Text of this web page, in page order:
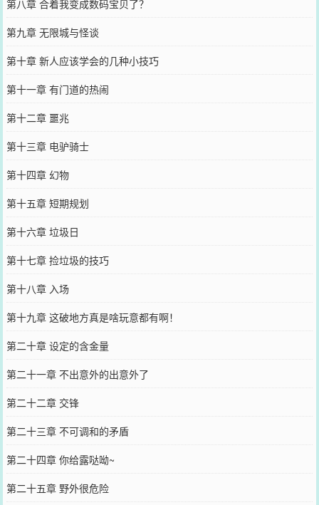
第八章 合着我变成数码宝贝了？
第九章 无限城与怪谈
第十章 新人应该学会的几种小技巧
第十一章 有门道的热闹
第十二章 噩兆
第十三章 电驴骑士
第十四章 幻物
第十五章 短期规划
第十六章 垃圾日
第十七章 捡垃圾的技巧
第十八章 入场
第十九章 这破地方真是啥玩意都有啊！
第二十章 设定的含金量
第二十一章 不出意外的出意外了
第二十二章 交锋
第二十三章 不可调和的矛盾
第二十四章 你给露哒呦~
第二十五章 野外很危险